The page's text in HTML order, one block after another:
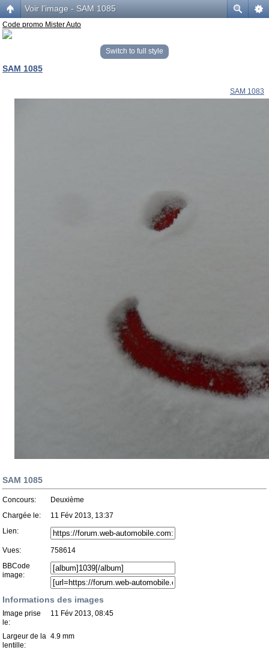
Voir l’image - SAM 1085
Code promo Mister Auto
Switch to full style
SAM 1085
SAM 1083
SAM 1085
Concours:
Deuxième
Chargée le:
11 Fév 2013, 13:37
Lien:
Vues:
758614
BBCode
image:
Informations des images
Image prise
le:
11 Fév 2013, 08:45
Largeur de la
lentille:
4.9 mm